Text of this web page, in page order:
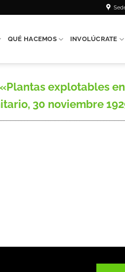
QUÉ HACEMOS INVOLÚCRATE
«Plantas explotables
30 noviembre